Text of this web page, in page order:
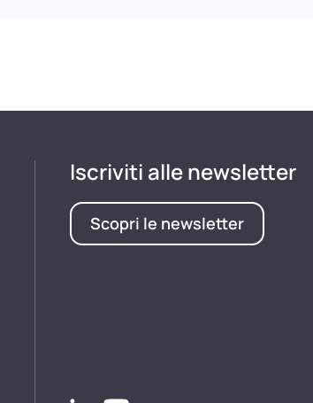
Iscriviti alle newsletter
Scopri le newsletter